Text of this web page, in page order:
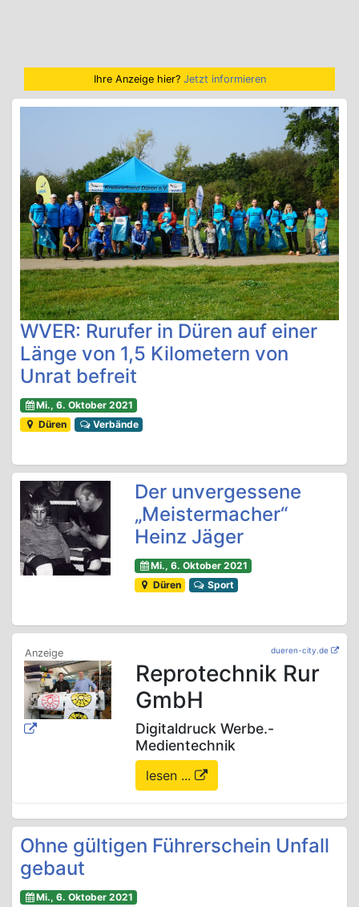
Ihre Anzeige hier? Jetzt informieren
WVER: Rurufer in Düren auf einer
Länge von 1,5 Kilometern von
Unrat befreit
Mi., 6. Oktober 2021
Düren
Verbände
Der unvergessene
„Meistermacher“
Heinz Jäger
Mi., 6. Oktober 2021
Düren
Sport
dueren-city.de
Reprotechnik Rur
GmbH
Digitaldruck Werbe.-
Medientechnik
lesen ...
Ohne gültigen Führerschein Unfall
gebaut
Mi., 6. Oktober 2021